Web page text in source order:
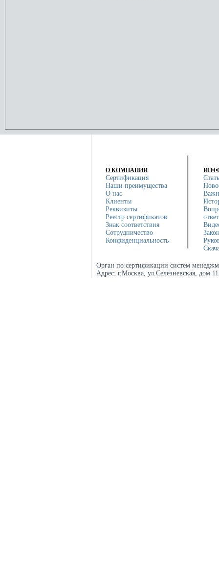
О КОМПАНИИ
Сертификация
Наши преимущества
О нас
Клиенты
Реквизиты
Реестр сертификатов
Знак соответствия
Сотрудничество
Конфиденциальность
Орган по сертификации систем
Адрес: г.Москва, ул.Селезневская, дом